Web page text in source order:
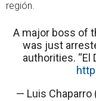
región.
A major boss of
was just
authorities. “El
— Luis Chaparro